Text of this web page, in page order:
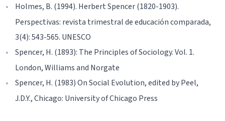
Holmes, B. (1994). Herbert Spencer (1820-1903).
Perspectivas: revista trimestral de educación comparada,
3(4): 543-565. UNESCO
Spencer, H. (1893): The Principles of Sociology. Vol. 1.
London, Williams and Norgate
Spencer, H. (1983) On Social Evolution, edited by Peel,
J.D.Y., Chicago: University of Chicago Press